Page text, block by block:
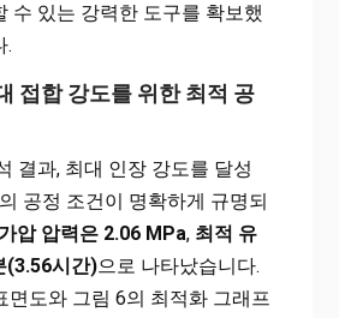
수 있는 강력한 도구를 확보했
.
접합 강도를 위한 최적 공
결과, 최대 인장 강도를 달성
공정 조건이 명확하게 규명되
압 압력은 2.06 MPa, 최적 유
(3.56시간)으로 나타났습니다.
면도와 그림 6의 최적화 그래프